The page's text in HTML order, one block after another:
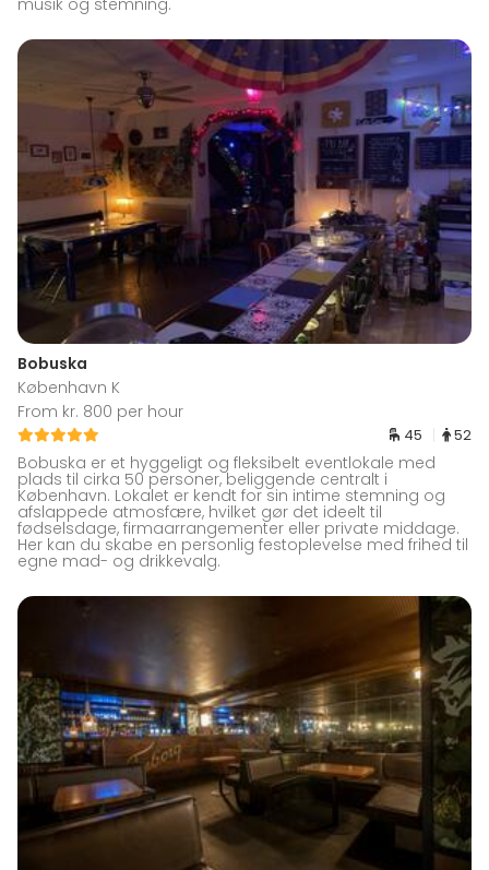
Bobuska
København K
From kr. 800 per hour
45 52
Bobuska er et hyggeligt og fleksibelt eventlokale med
plads til cirka 50 personer, beliggende centralt i
København. Lokalet er kendt for sin intime stemning og
afslappede atmosfære, hvilket gør det ideelt til
fødselsdage, firmaarrangementer eller private middage.
Her kan du skabe en personlig festoplevelse med frihed til
egne mad- og drikkevalg.